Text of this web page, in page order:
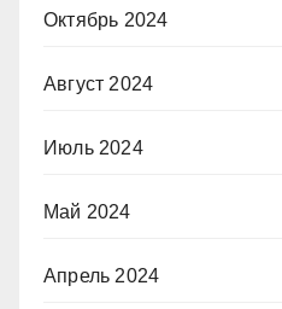
Октябрь 2024
Август 2024
Июль 2024
Май 2024
Апрель 2024